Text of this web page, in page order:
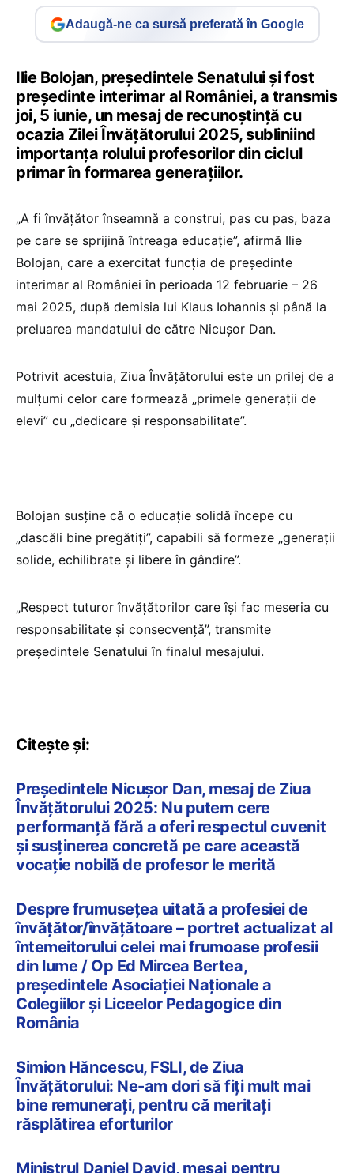
Adaugă-ne ca sursă preferată în Google
Ilie Bolojan, președintele Senatului și fost
președinte interimar al României, a transmis
joi, 5 iunie, un mesaj de recunoștință cu
ocazia Zilei Învățătorului 2025, subliniind
importanța rolului profesorilor din ciclul
primar în formarea generațiilor.
„A fi învățător înseamnă a construi, pas cu pas, baza
pe care se sprijină întreaga educație”, afirmă Ilie
Bolojan, care a exercitat funcția de președinte
interimar al României în perioada 12 februarie – 26
mai 2025, după demisia lui Klaus Iohannis și până la
preluarea mandatului de către Nicușor Dan.
Potrivit acestuia, Ziua Învățătorului este un prilej de a
mulțumi celor care formează „primele generații de
elevi” cu „dedicare și responsabilitate”.
Bolojan susține că o educație solidă începe cu
„dascăli bine pregătiți”, capabili să formeze „generații
solide, echilibrate și libere în gândire”.
„Respect tuturor învățătorilor care își fac meseria cu
responsabilitate și consecvență”, transmite
președintele Senatului în finalul mesajului.
Citește și:
Președintele Nicușor Dan, mesaj de Ziua
Învățătorului 2025: Nu putem cere
performanță fără a oferi respectul cuvenit
și susținerea concretă pe care această
vocație nobilă de profesor le merită
Despre frumusețea uitată a profesiei de
învățător/învățătoare – portret actualizat al
întemeitorului celei mai frumoase profesii
din lume / Op Ed Mircea Bertea,
președintele Asociației Naționale a
Colegiilor și Liceelor Pedagogice din
România
Simion Hăncescu, FSLI, de Ziua
Învățătorului: Ne-am dori să fiţi mult mai
bine remuneraţi, pentru că meritaţi
răsplătirea eforturilor
Ministrul Daniel David, mesaj pentru